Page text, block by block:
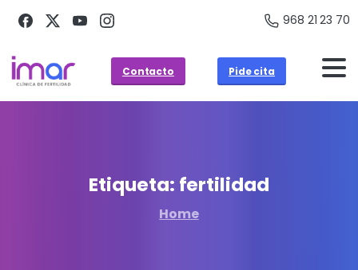
968 21 23 70
Contacto Pide cita
Etiqueta: fertilidad
Home